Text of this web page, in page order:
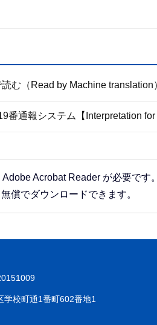
む（Read by Machine translation
番通報システム【Interpretation
Acrobat Reader が必要です。
償でダウンロードできます。
学校町通1番町602番地1